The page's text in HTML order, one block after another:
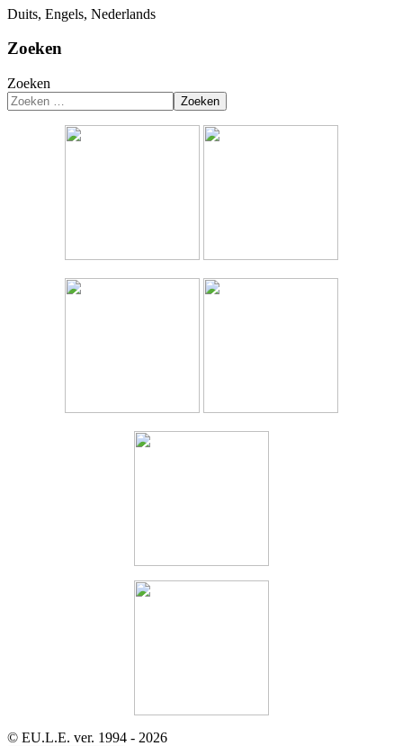
Duits, Engels, Nederlands
Zoeken
Zoeken
Zoeken
© EU.L.E. ver. 1994 - 2026